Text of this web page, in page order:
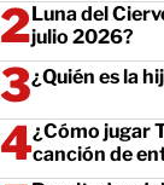
Luna del
julio 2026?
¿Quién es la
¿Cómo jugar
canción de